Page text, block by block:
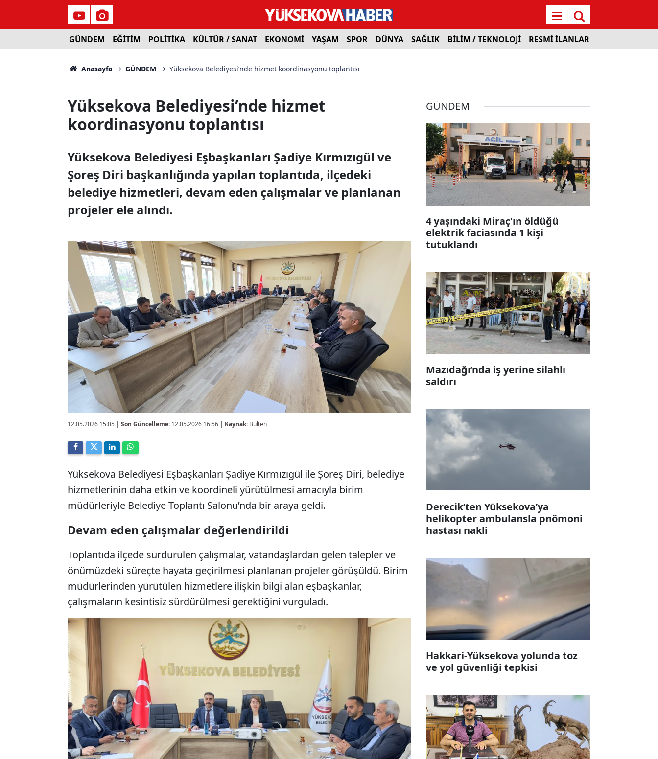
GÜNDEM EĞİTİM POLİTİKA KÜLTÜR / SANAT EKONOMİ YAŞAM SPOR DÜNYA SAĞLIK BİLİM / TEKNOLOJİ RESMİ İLANLAR
Anasayfa GÜNDEM Yüksekova Belediyesi’nde hizmet koordinasyonu toplantısı
Yüksekova Belediyesi’nde hizmet
koordinasyonu toplantısı
Yüksekova Belediyesi Eşbaşkanları Şadiye Kırmızıgül ve
Şoreş Diri başkanlığında yapılan toplantıda, ilçedeki
belediye hizmetleri, devam eden çalışmalar ve planlanan
projeler ele alındı.
12.05.2026 15:05 | Son Güncelleme: 12.05.2026 16:56 | Kaynak: Bülten
Yüksekova Belediyesi Eşbaşkanları Şadiye Kırmızıgül ile Şoreş Diri, belediye
hizmetlerinin daha etkin ve koordineli yürütülmesi amacıyla birim
müdürleriyle Belediye Toplantı Salonu’nda bir araya geldi.
Devam eden çalışmalar değerlendirildi
Toplantıda ilçede sürdürülen çalışmalar, vatandaşlardan gelen talepler ve
önümüzdeki süreçte hayata geçirilmesi planlanan projeler görüşüldü. Birim
müdürlerinden yürütülen hizmetlere ilişkin bilgi alan eşbaşkanlar,
çalışmaların kesintisiz sürdürülmesi gerektiğini vurguladı.
GÜNDEM
4 yaşındaki Miraç'ın öldüğü
elektrik faciasında 1 kişi
tutuklandı
Mazıdağı’nda iş yerine silahlı
saldırı
Derecik’ten Yüksekova’ya
helikopter ambulansla pnömoni
hastası nakli
Hakkari-Yüksekova yolunda toz
ve yol güvenliği tepkisi